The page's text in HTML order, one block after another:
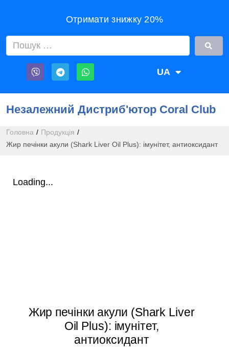
Отримати знижку 20%
UA
RU
Незалежний Дистриб'ютор Coral Club
Головна / Продукція /
Жир печінки акули (Shark Liver Oil Plus): імунітет, антиоксидант
Loading...
Жир печінки акули (Shark Liver
Oil Plus): імунітет,
антиоксидант